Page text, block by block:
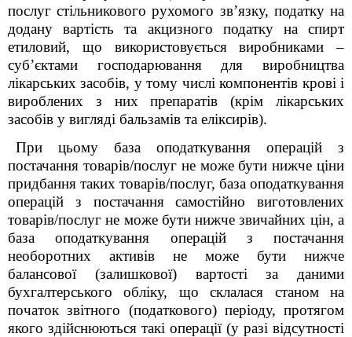
послуг стільникового рухомого зв’язку, податку на
додану вартість та акцизного податку на спирт
етиловий, що використовується виробниками –
суб’єктами господарювання для виробництва
лікарських засобів, у тому числі компонентів крові і
вироблених з них препаратів (крім лікарських
засобів у вигляді бальзамів та еліксирів).
При цьому база оподаткування операцій з
постачання товарів/послуг не може бути нижче ціни
придбання таких товарів/послуг, база оподаткування
операцій з постачання самостійно виготовлених
товарів/послуг не може бути нижче звичайних цін, а
база оподаткування операцій з постачання
необоротних активів не може бути нижче
балансової (залишкової) вартості за даними
бухгалтерського обліку, що склалася станом на
початок звітного (податкового) періоду, протягом
якого здійснюються такі операції (у разі відсутності